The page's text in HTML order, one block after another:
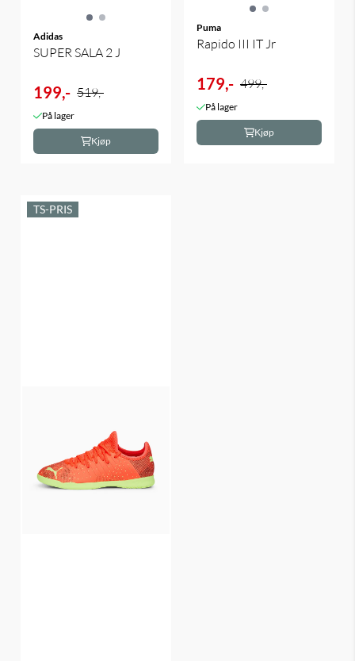
Adidas
SUPER SALA 2 J
199,- 519,-
På lager
Kjøp
Puma
Rapido III IT Jr
179,- 499,-
På lager
Kjøp